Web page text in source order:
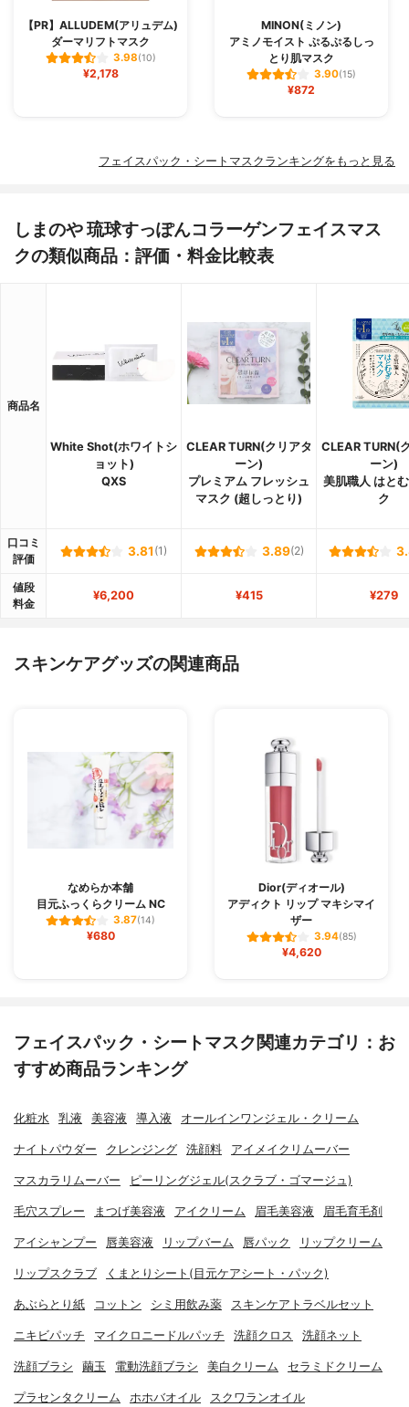
【PR】ALLUDEM(アリュデム)
ダーマリフトマスク
3.98(10)
¥2,178
MINON(ミノン)
アミノモイスト ぷるぷるしっ
とり肌マスク
3.90(15)
¥872
フェイスパック・シートマスクランキングをもっと見る
しまのや 琉球すっぽんコラーゲンフェイスマス
クの類似商品：評価・料金比較表
商品名
White Shot(ホワイトシ
ョット)
QXS
CLEAR TURN(クリアタ
ーン)
プレミアム フレッシュ
マスク (超しっとり)
CLEAR TURN(
ーン)
美肌職人 はと
ク
口コミ
評価
3.81 (1) 3.89(2)
値段
料金
¥6,200 ¥415 ¥279
スキンケアグッズの関連商品
なめらか本舗
目元ふっくらクリーム NC
3.87(14)
¥680
Dior(ディオール)
アディクト リップ マキシマイ
ザー
3.94(85)
¥4,620
フェイスパック・シートマスク関連カテゴリ：お
すすめ商品ランキング
化粧水 乳液 美容液 導入液 オールインワンジェル・クリーム
ナイトパウダー クレンジング 洗顔料 アイメイクリムーバー
マスカラリムーバー ピーリングジェル(スクラブ・ゴマージュ)
毛穴スプレー まつげ美容液 アイクリーム 眉毛美容液 眉毛育毛剤
アイシャンプー 唇美容液 リップバーム 唇パック リップクリーム
リップスクラブ くまとりシート(目元ケアシート・パック)
あぶらとり紙 コットン シミ用飲み薬 スキンケアトラベルセット
ニキビパッチ マイクロニードルパッチ 洗顔クロス 洗顔ネット
洗顔ブラシ 繭玉 電動洗顔ブラシ 美白クリーム セラミドクリーム
プラセンタクリーム ホホバオイル スクワランオイル